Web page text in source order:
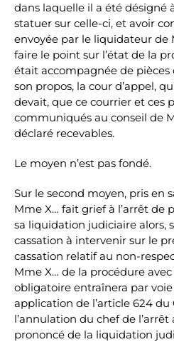
dans laquelle il a été désigné
statuer sur celle-ci, et avoir
envoyée par le liquidateur de
faire le point sur l’état de la
était accompagnée de
son propos, la cour d’appel,
devait, que ce courrier et ces
communiqués au conseil de
déclaré recevables.
Le moyen n’est pas fondé.
Sur le second moyen, pris en
Mme X… fait grief à l’arrêt de
sa liquidation judiciaire alors,
cassation à intervenir sur le
cassation relatif au non-
Mme X… de la procédure
obligatoire entraînera par
application de l’article 624
l’annulation du chef de
prononcé de la liquidation